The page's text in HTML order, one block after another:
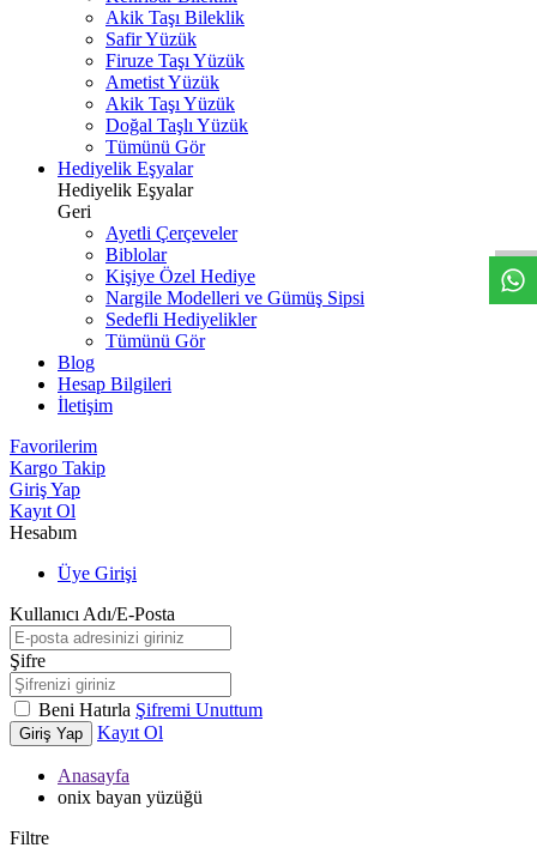
Akik Taşı Bileklik
Safir Yüzük
Firuze Taşı Yüzük
Ametist Yüzük
Akik Taşı Yüzük
Doğal Taşlı Yüzük
Tümünü Gör
Hediyelik Eşyalar
Hediyelik Eşyalar
Geri
Ayetli Çerçeveler
Biblolar
Kişiye Özel Hediye
Nargile Modelleri ve Gümüş Sipsi
Sedefli Hediyelikler
Tümünü Gör
Blog
Hesap Bilgileri
İletişim
Favorilerim
Kargo Takip
Giriş Yap
Kayıt Ol
Hesabım
Üye Girişi
Kullanıcı Adı/E-Posta
Şifre
Beni Hatırla Şifremi Unuttum
Giriş Yap Kayıt Ol
Anasayfa
onix bayan yüzüğü
Filtre